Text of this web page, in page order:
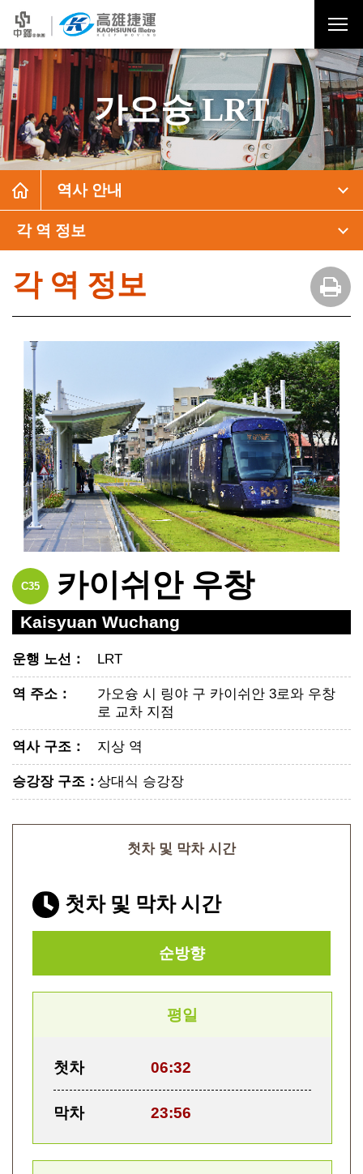
가오슝 LRT
역사 안내
각 역 정보
각 역 정보
C35 카이쉬안 우창
Kaisyuan Wuchang
운행 노선 ： LRT
역 주소 ：
가오슝 시 링야 구 카이쉬안 3로와 우창
로 교차 지점
역사 구조 ： 지상 역
승강장 구조 ：상대식 승강장
첫차 및 막차 시간
첫차 및 막차 시간
순방향
평일
첫차 06:32
막차 23:56